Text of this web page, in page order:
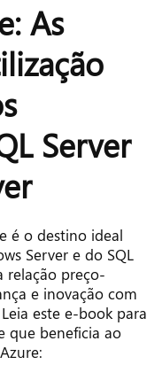
As
Server
é o destino ideal
Server e do SQL
relação preço-
e inovação com
este e-book para
que beneficia ao